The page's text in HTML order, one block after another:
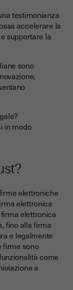
testimonianza
accelerare la
supportare la
sono
in modo
elettroniche
elettronica
elettronica
fino alla firma
e legalmente
firme sono
come
a